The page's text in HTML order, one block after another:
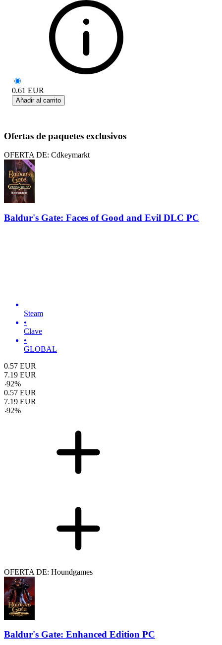
0.61 EUR
Añadir al carrito
Ofertas de paquetes exclusivos
OFERTA DE: Cdkeymarkt
Baldur's Gate: Faces of Good and Evil DLC PC
Steam
•
Clave
•
GLOBAL
0.57 EUR
7.19 EUR
-92%
0.57 EUR
7.19 EUR
-92%
OFERTA DE: Houndgames
Baldur's Gate: Enhanced Edition PC